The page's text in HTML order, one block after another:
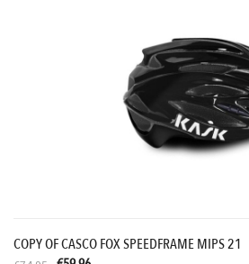
COPY OF CASCO FOX SPEEDFRAME MIPS 21